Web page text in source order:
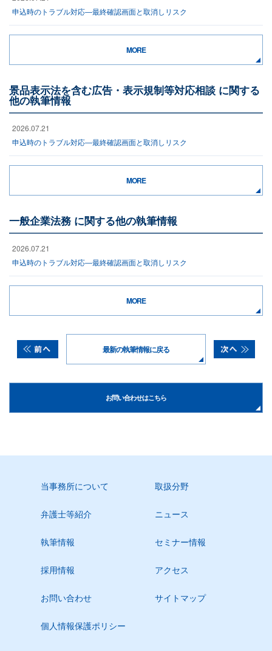
申込時のトラブル対応―最終確認画面と取消しリスク
MORE
景品表示法を含む広告・表示規制等対応相談 に関する
他の執筆情報
2026.07.21
申込時のトラブル対応―最終確認画面と取消しリスク
MORE
一般企業法務 に関する他の執筆情報
2026.07.21
申込時のトラブル対応―最終確認画面と取消しリスク
MORE
最新の執筆情報に戻る
お問い合わせはこちら
当事務所について 取扱分野
弁護士等紹介 ニュース
執筆情報 セミナー情報
採用情報 アクセス
お問い合わせ サイトマップ
個人情報保護ポリシー